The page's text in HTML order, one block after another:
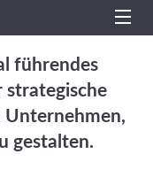
führendes
strategische
gestalten.